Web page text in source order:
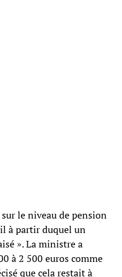
le niveau de pension
à partir duquel un
». La ministre a
à 2 500 euros comme
que cela restait à